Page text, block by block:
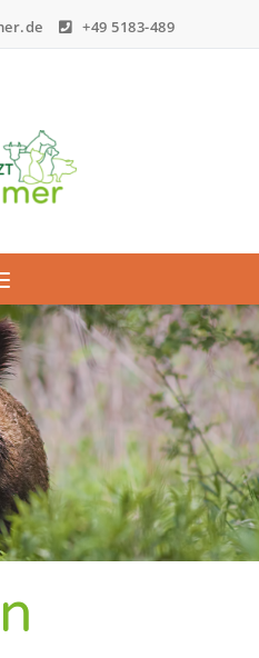
+49 5183-489
navigation